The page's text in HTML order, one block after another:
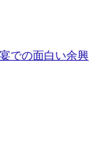
での面白い余興